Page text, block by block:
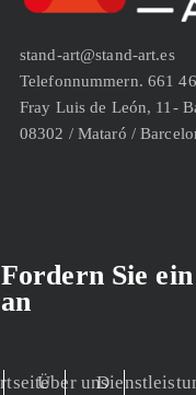
stand-art@stand-art.es
Telefonnummern. 661
Fray Luis de León, 11-
08302 / Mataró /
Fordern Sie
an
Über uns